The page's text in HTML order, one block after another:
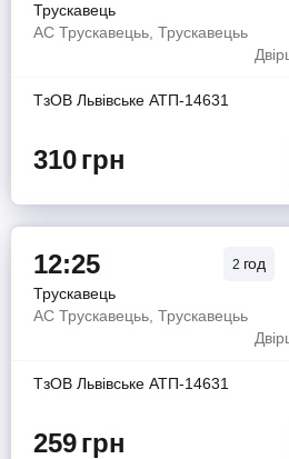
Трускавець
АС Трускавецьь, Трускавецьь
ТзОВ Львiвське АТП-14631
310грн
12:25 2 год
Трускавець
АС Трускавецьь, Трускавецьь
ТзОВ Львiвське АТП-14631
259грн